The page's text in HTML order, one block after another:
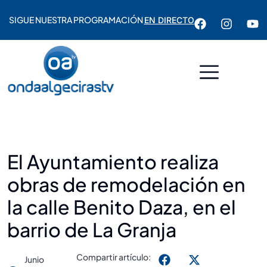
SIGUE NUESTRA PROGRAMACIÓNEN DIRECTO
El Ayuntamiento realiza
obras de remodelación en
la calle Benito Daza, en el
barrio de La Granja
Junio
Compartir artículo: